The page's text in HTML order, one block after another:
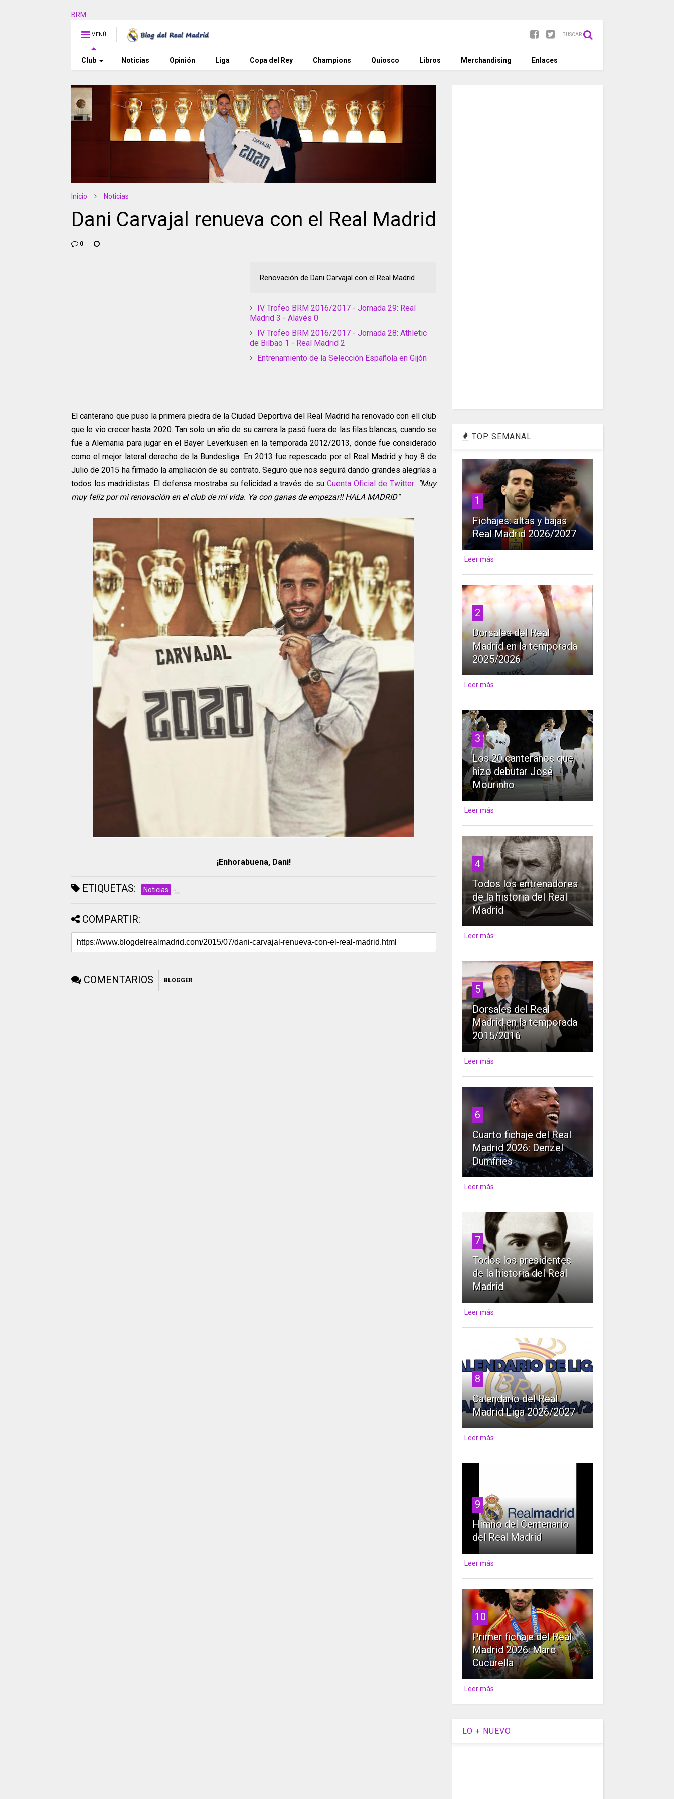
BRM
MENÚ BUSCAR
Club Noticias Opinión Liga Copa del Rey Champions Quiosco Libros Merchandising Enlaces
Inicio Noticias
Dani Carvajal renueva con el Real Madrid
0
Renovación de Dani Carvajal con el Real Madrid
IV Trofeo BRM 2016/2017 - Jornada 29: Real
Madrid 3 - Alavés 0
IV Trofeo BRM 2016/2017 - Jornada 28: Athletic
de Bilbao 1 - Real Madrid 2
Entrenamiento de la Selección Española en Gijón
El canterano que puso la primera piedra de la Ciudad Deportiva del Real Madrid ha renovado con ell club
que le vio crecer hasta 2020. Tan solo un año de su carrera la pasó fuera de las filas blancas, cuando se
fue a Alemania para jugar en el Bayer Leverkusen en la temporada 2012/2013, donde fue considerado
como el mejor lateral derecho de la Bundesliga. En 2013 fue repescado por el Real Madrid y hoy 8 de
Julio de 2015 ha firmado la ampliación de su contrato. Seguro que nos seguirá dando grandes alegrías a
todos los madridistas. El defensa mostraba su felicidad a través de suCuenta Oficial de Twitter: "Muy
muy feliz por mi renovación en el club de mi vida. Ya con ganas de empezar!! HALA MADRID"
¡Enhorabuena, Dani!
ETIQUETAS: Noticias
COMPARTIR:
COMENTARIOS BLOGGER
TOP SEMANAL
1
Fichajes: altas y bajas
Real Madrid 2026/2027
Leer más
2
Dorsales del Real
Madrid en la temporada
2025/2026
Leer más
3
Los 20 canteranos que
hizo debutar José
Mourinho
Leer más
4
Todos los entrenadores
de la historia del Real
Madrid
Leer más
5
Dorsales del Real
Madrid en la temporada
2015/2016
Leer más
6
Cuarto fichaje del Real
Madrid 2026: Denzel
Dumfries
Leer más
7
Todos los presidentes
de la historia del Real
Madrid
Leer más
8
Calendario del Real
Madrid Liga 2026/2027
Leer más
9
Himno del Centenario
del Real Madrid
Leer más
10
Primer fichaje del Real
Madrid 2026: Marc
Cucurella
Leer más
LO + NUEVO